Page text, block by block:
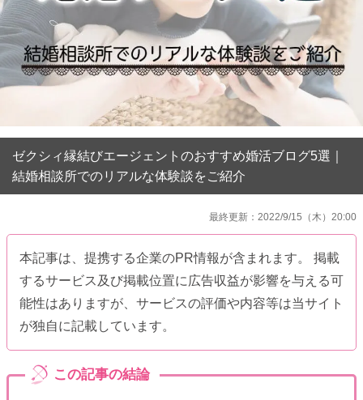
ゼクシィ縁結びエージェントのおすすめ婚活ブログ5選｜
結婚相談所でのリアルな体験談をご紹介
最終更新：2022/9/15（木）20:00
本記事は、提携する企業のPR情報が含まれます。 掲載
するサービス及び掲載位置に広告収益が影響を与える可
能性はありますが、サービスの評価や内容等は当サイト
が独自に記載しています。